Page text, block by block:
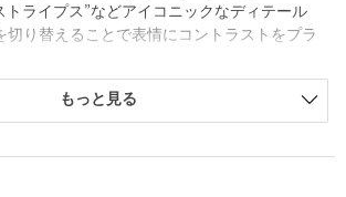
トライプス”などアイコニックなディテール
切り替えることで表情にコントラストをプラ
奥行きのあるルックスに仕上げています。
のロゴや、サイドのモデル名をメタリックな
ベースに、都会的でモダンなムードを纏った
もっと見る